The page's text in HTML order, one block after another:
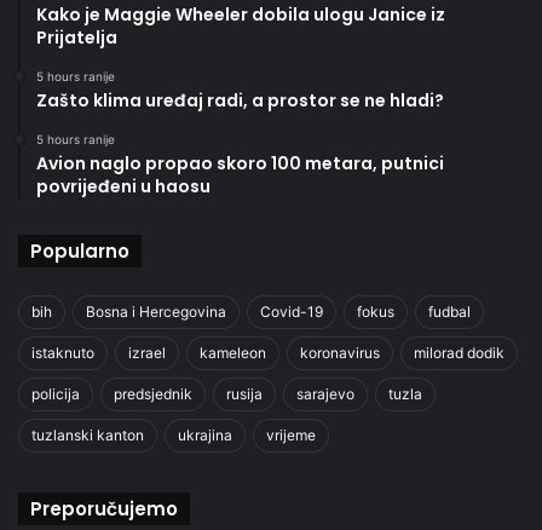
Kako je Maggie Wheeler dobila ulogu Janice iz
Prijatelja
5 hours ranije
Zašto klima uređaj radi, a prostor se ne hladi?
5 hours ranije
Avion naglo propao skoro 100 metara, putnici
povrijeđeni u haosu
Popularno
bih Bosna i Hercegovina Covid-19 fokus fudbal
istaknuto izrael kameleon koronavirus milorad dodik
policija predsjednik rusija sarajevo tuzla
tuzlanski kanton ukrajina vrijeme
Preporučujemo